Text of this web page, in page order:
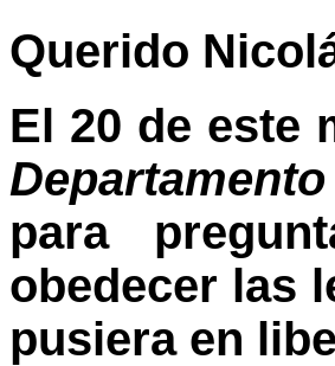
Querido
El 20 de este
para
obedecer las
pusiera en